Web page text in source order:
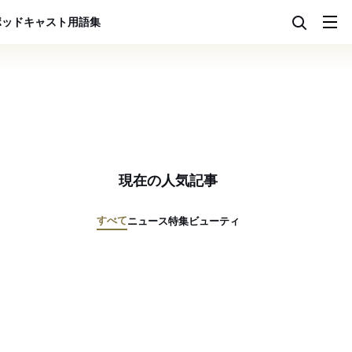
ドキャスト用語集
現在の人気記事
すべてニュース特集ビューティ